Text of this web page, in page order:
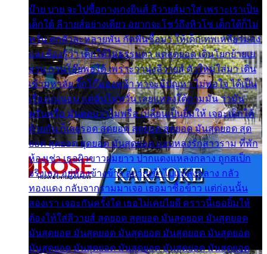
บ๊าย บาย จะไปซื้อกางเกงยีนส์ ลีวายส์มาใส่ เพราะเราเป็น
เด็กใต้ ลีวายส์อย่างเดียว อยากจะโชว์ถึงหิวโซ เด็กใต้ก็ไม่
หวั่น ตกตัวละหลายพัน กัดฟันซื้อมา ให้เด็กเทพเหลียวมอง
และต้องรู้ว่า เด็กใต้ไม่ธรรมดา แต่สุดยอด เดินโยกย้ายเย
ยวน กวนโอ๊ยพอได้ เพราะว่านุ่งลีวายส์ ตัวใหม่ใส่มา เดิน
เข้ามหาลัย จิ๊กโก๊มองหน้า ท่าจะมีปัญหา ไม่พอใจ ได้เป็น
เรื่องแน่นอน แต่ฉันไม่หวั่น เลยแหลงใต้ถามมัน ว่ามัน
พรั่นพรือ มันตอบว่าไม่พรื่อ เปลี่ยนเป็นยิ้มให้ เจอะเด็กใต้
ด้วยกัน ก็เลยรอด สุดยอด สุดยอด สุดยอด มันสุดยอด สุด
ยอด สุดยอด สุดยอด มันสุดยอด แอบหลงรักสาวราม ที่พัก
ห้องเช่า เธอผิวขาวผมยาว ปากแดงแหลงกลาง ถูกสเป็ก
จริงเธอ อยู่ห้องข้างข้าง อยากเข้าไปแหลงกลาง กลัว
ทองแดง กลับจากรามมาเจอ เธอมาซื้อข้าว แต่ก่อนนั้น
สองเรา เจอะกันครั้งใด เธอไม่เคยไยดี คราวนี้เธอยิ้มให้
ต้องให้ใส่ลีวายส์ สุดยอด สุดยอด มันสุดยอด มันสุดยอด
มันสุดยอด มันสุดยอด มันสุดยอด มันสุดยอด มันสุดยอด
มันสุดยอด มันสุดยอด มันสุดยอด มันสุดยอด มันสุดยอด